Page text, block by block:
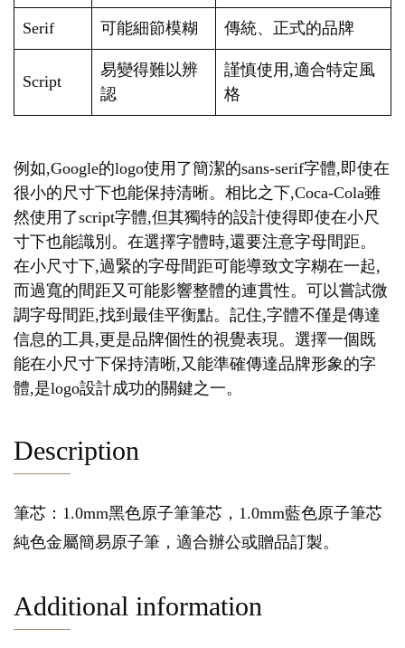
Serif 可能細節模糊 傳統、正式的品牌
Script
易變得難以辨
認
謹慎使用,適合特定風
格
例如,Google的logo使用了簡潔的sans-serif字體,即使在
很小的尺寸下也能保持清晰。相比之下,Coca-Cola雖
然使用了script字體,但其獨特的設計使得即使在小尺
寸下也能識別。在選擇字體時,還要注意字母間距。
在小尺寸下,過緊的字母間距可能導致文字糊在一起,
而過寬的間距又可能影響整體的連貫性。可以嘗試微
調字母間距,找到最佳平衡點。記住,字體不僅是傳達
信息的工具,更是品牌個性的視覺表現。選擇一個既
能在小尺寸下保持清晰,又能準確傳達品牌形象的字
體,是logo設計成功的關鍵之一。
Description
筆芯：1.0mm黑色原子筆筆芯，1.0mm藍色原子筆芯
純色金屬簡易原子筆，適合辦公或贈品訂製。
Additional information